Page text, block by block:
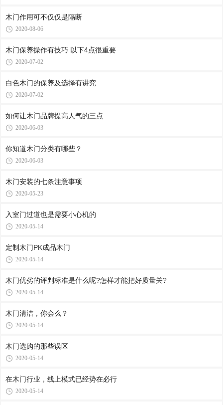
木门作用可不仅仅是隔断
2020-08-06
木门保养操作有技巧 以下4点很重要
2020-07-02
白色木门的保养及选择有讲究
2020-07-02
如何让木门品牌提高人气的三点
2020-06-03
你知道木门分类有哪些？
2020-06-03
木门安装的七条注意事项
2020-05-23
入室门过道也是需要小心机的
2020-05-14
定制木门PK成品木门
2020-05-14
木门优劣的评判标准是什么呢?怎样才能把好质量关?
2020-05-14
木门清洁，你会么？
2020-05-14
木门选购的那些误区
2020-05-14
在木门行业，线上模式已经势在必行
2020-05-14